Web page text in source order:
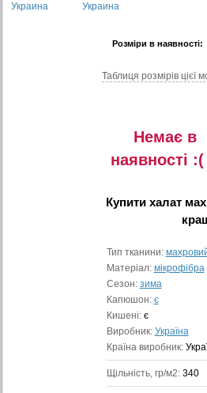
Розміри в наявності:
Таблиця розмiрiв цiєї
Немає в
наявностi :(
Купитихалат
Тип тканини:
Матеріал: мікрофібра
Сезон: зима
Капюшон: є
Кишені: є
Виробник: Україна
Країна виробник:
Щільність, гр/м2: 340